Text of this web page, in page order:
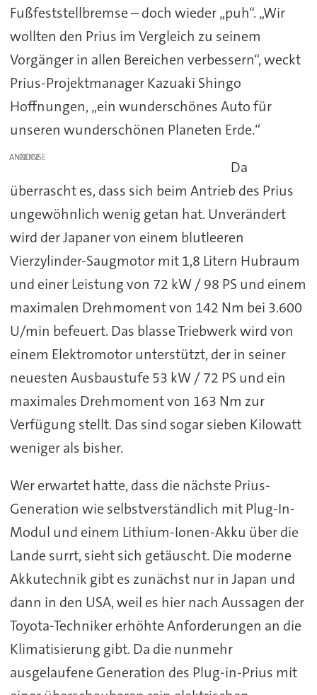
Fußfeststellbremse – doch wieder „puh“. „Wir
wollten den Prius im Vergleich zu seinem
Vorgänger in allen Bereichen verbessern“, weckt
Prius-Projektmanager Kazuaki Shingo
Hoffnungen, „ein wunderschönes Auto für
unseren wunderschönen Planeten Erde.“
ANZEIGE
Da
überrascht es, dass sich beim Antrieb des Prius
ungewöhnlich wenig getan hat. Unverändert
wird der Japaner von einem blutleeren
Vierzylinder-Saugmotor mit 1,8 Litern Hubraum
und einer Leistung von 72 kW / 98 PS und einem
maximalen Drehmoment von 142 Nm bei 3.600
U/min befeuert. Das blasse Triebwerk wird von
einem Elektromotor unterstützt, der in seiner
neuesten Ausbaustufe 53 kW / 72 PS und ein
maximales Drehmoment von 163 Nm zur
Verfügung stellt. Das sind sogar sieben Kilowatt
weniger als bisher.
Wer erwartet hatte, dass die nächste Prius-
Generation wie selbstverständlich mit Plug-In-
Modul und einem Lithium-Ionen-Akku über die
Lande surrt, sieht sich getäuscht. Die moderne
Akkutechnik gibt es zunächst nur in Japan und
dann in den USA, weil es hier nach Aussagen der
Toyota-Techniker erhöhte Anforderungen an die
Klimatisierung gibt. Da die nunmehr
ausgelaufene Generation des Plug-in-Prius mit